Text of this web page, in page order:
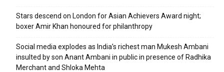
Stars descend on London for Asian Achievers Award night;
boxer Amir Khan honoured for philanthropy
Social media explodes as India’s richest man Mukesh Ambani
insulted by son Anant Ambani in public in presence of Radhika
Merchant and Shloka Mehta